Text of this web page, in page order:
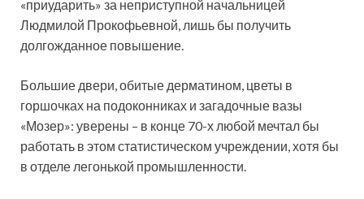
«приударить» за неприступной начальницей
Людмилой Прокофьевной, лишь бы получить
долгожданное повышение.
Большие двери, обитые дерматином, цветы в
горшочках на подоконниках и загадочные вазы
«Мозер»: уверены – в конце 70-х любой мечтал бы
работать в этом статистическом учреждении, хотя бы
в отделе легонькой промышленности.